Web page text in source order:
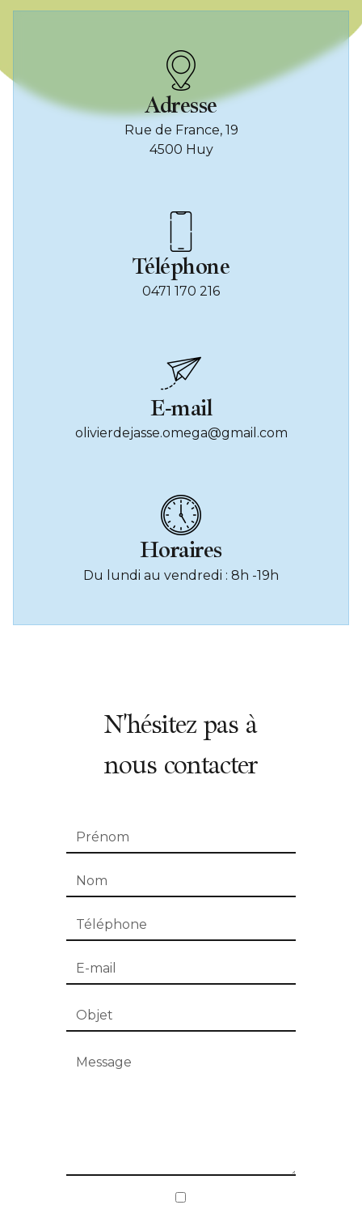
Adresse
Rue de France, 19
4500 Huy
Téléphone
0471 170 216
E-mail
olivierdejasse.omega@gmail.com
Horaires
Du lundi au vendredi : 8h -19h
N'hésitez pas à
nous contacter